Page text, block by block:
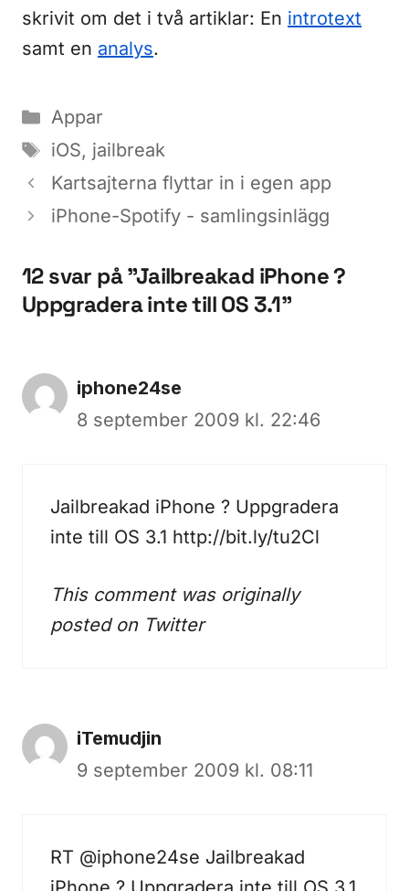
skrivit om det i två artiklar: En introtext
samt en analys.
Kategorier
Appar
Etiketter
iOS, jailbreak
Kartsajterna flyttar in i egen app
iPhone-Spotify - samlingsinlägg
12 svar på ”Jailbreakad iPhone ?
Uppgradera inte till OS 3.1”
iphone24se
8 september 2009 kl. 22:46
Jailbreakad iPhone ? Uppgradera
inte till OS 3.1 http://bit.ly/tu2Cl
This comment was originally
posted on Twitter
iTemudjin
9 september 2009 kl. 08:11
RT @iphone24se Jailbreakad